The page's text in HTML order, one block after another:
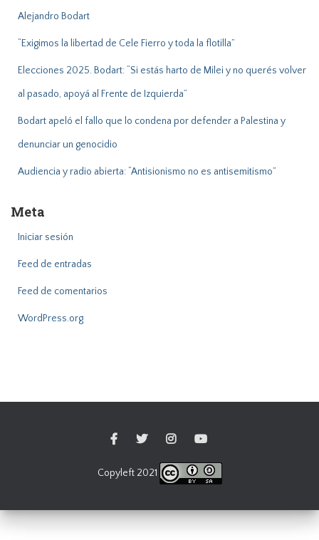
Alejandro Bodart
“Exigimos la libertad de Cele Fierro y toda la flotilla”
Elecciones 2025. Bodart: “Si estás harto de Milei y no querés volver
al pasado, apoyá al Frente de Izquierda”
Bodart apeló el fallo que lo condena por defender a Palestina y
denunciar un genocidio
Audiencia y radio abierta: “Antisionismo no es antisemitismo”
Meta
Iniciar sesión
Feed de entradas
Feed de comentarios
WordPress.org
Copyleft 2021